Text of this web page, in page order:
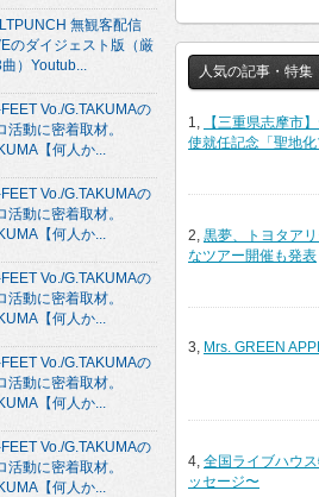
人気の記事・特集
1,
【三重県志摩市
使就任記念「聖地
2, 黒夢、トヨタア
なツアー開催も発表
3, Mrs. GREEN
4, 全国ライブハウ
ッセージ〜
無観客配信
のダイジェスト版（厳
）Youtub...
Vo./G.TAKUMAの
活動に密着取材。
【何人か...
Vo./G.TAKUMAの
活動に密着取材。
【何人か...
Vo./G.TAKUMAの
活動に密着取材。
【何人か...
Vo./G.TAKUMAの
活動に密着取材。
【何人か...
Vo./G.TAKUMAの
活動に密着取材。
【何人か...